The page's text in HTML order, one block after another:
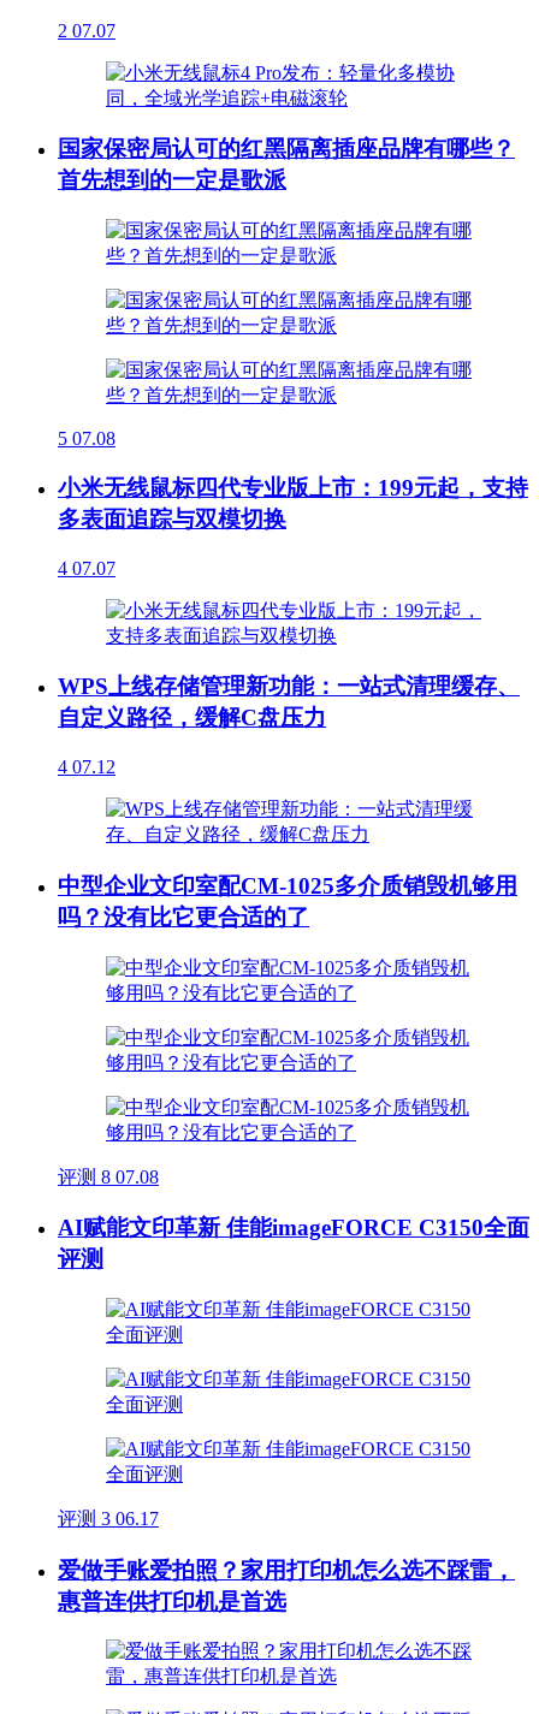
2 07.07
国家保密局认可的红黑隔离插座品牌有哪些？
首先想到的一定是歌派
5 07.08
小米无线鼠标四代专业版上市：199元起，支持
多表面追踪与双模切换
4 07.07
WPS上线存储管理新功能：一站式清理缓存、
自定义路径，缓解C盘压力
4 07.12
中型企业文印室配CM-1025多介质销毁机够用
吗？没有比它更合适的了
评测 8 07.08
AI赋能文印革新 佳能imageFORCE C3150全面
评测
评测 3 06.17
爱做手账爱拍照？家用打印机怎么选不踩雷，
惠普连供打印机是首选